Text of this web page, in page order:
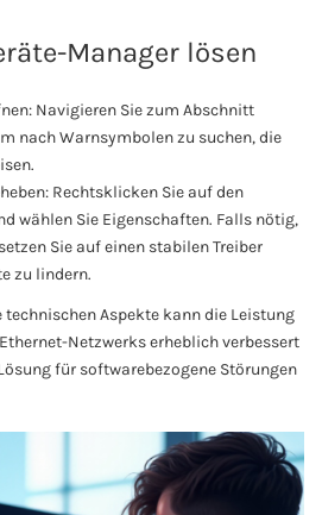
Manager lösen
Navigieren Sie zum Abschnitt
nach Warnsymbolen zu suchen, die
Rechtsklicken Sie auf den
wählen Sie Eigenschaften. Falls nötig,
Sie auf einen stabilen Treiber
zu lindern.
technischen Aspekte kann die Leistung
Netzwerks erheblich verbessert
für softwarebezogene Störungen